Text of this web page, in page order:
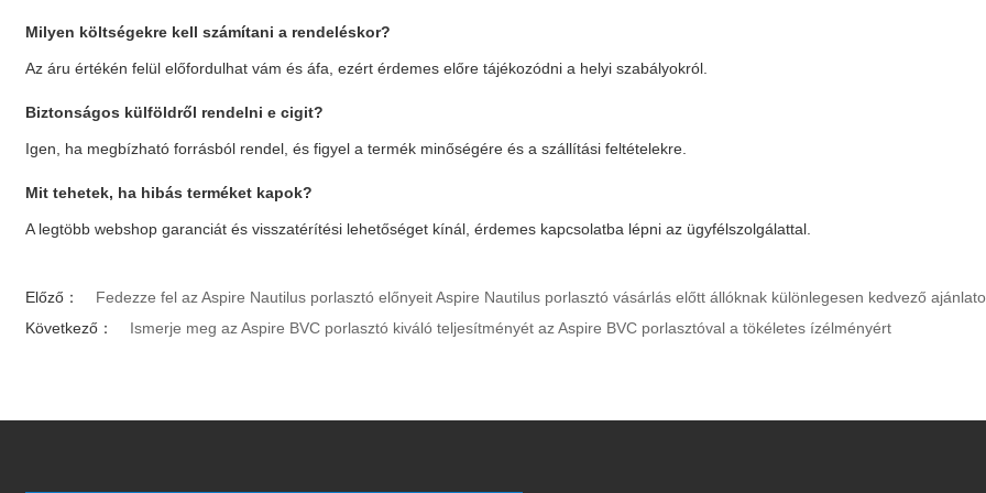
Milyen költségekre kell számítani a rendeléskor?
Az áru értékén felül előfordulhat vám és áfa, ezért érdemes előre tájékozódni a helyi szabályokról.
Biztonságos külföldről rendelnie cigit?
Igen, ha megbízható forrásból rendel, és figyel a termék minőségére és a szállítási feltételekre.
Mit tehetek, ha hibás terméket kapok?
A legtöbb webshop garanciát és visszatérítési lehetőséget kínál, érdemes kapcsolatba lépni az ügyfélszolgálattal.
Előző：
Fedezze fel az Aspire Nautilus porlasztó előnyeit Aspire Nautilus porlasztó vásárlás előtt állóknak különlegesen kedvező
Következő：
Ismerje meg az Aspire BVC porlasztó kiváló teljesítményét az Aspire BVC porlasztóval a tökéletes ízélményért